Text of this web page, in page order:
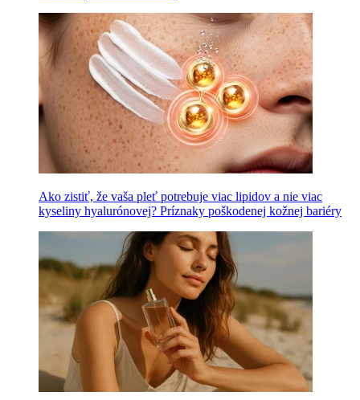
Ako zistiť, že vaša pleť potrebuje viac lipidov a nie viac
kyseliny hyalurónovej? Príznaky poškodenej kožnej bariéry